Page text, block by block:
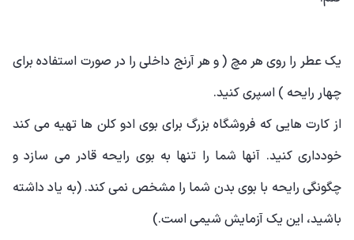
یک عطر را روی هر مچ ( و هر آرنج داخلی را در صورت استفاده برای
چهار رایحه ) اسپری کنید.
از کارت هایی که فروشگاه بزرگ برای بوی ادو کلن ها تهیه می کند
خودداری کنید. آنها شما را تنها به بوی رایحه قادر می سازد و
چگونگی رایحه با بوی بدن شما را مشخص نمی کند. (به یاد داشته
باشید، این یک آزمایش شیمی است.)